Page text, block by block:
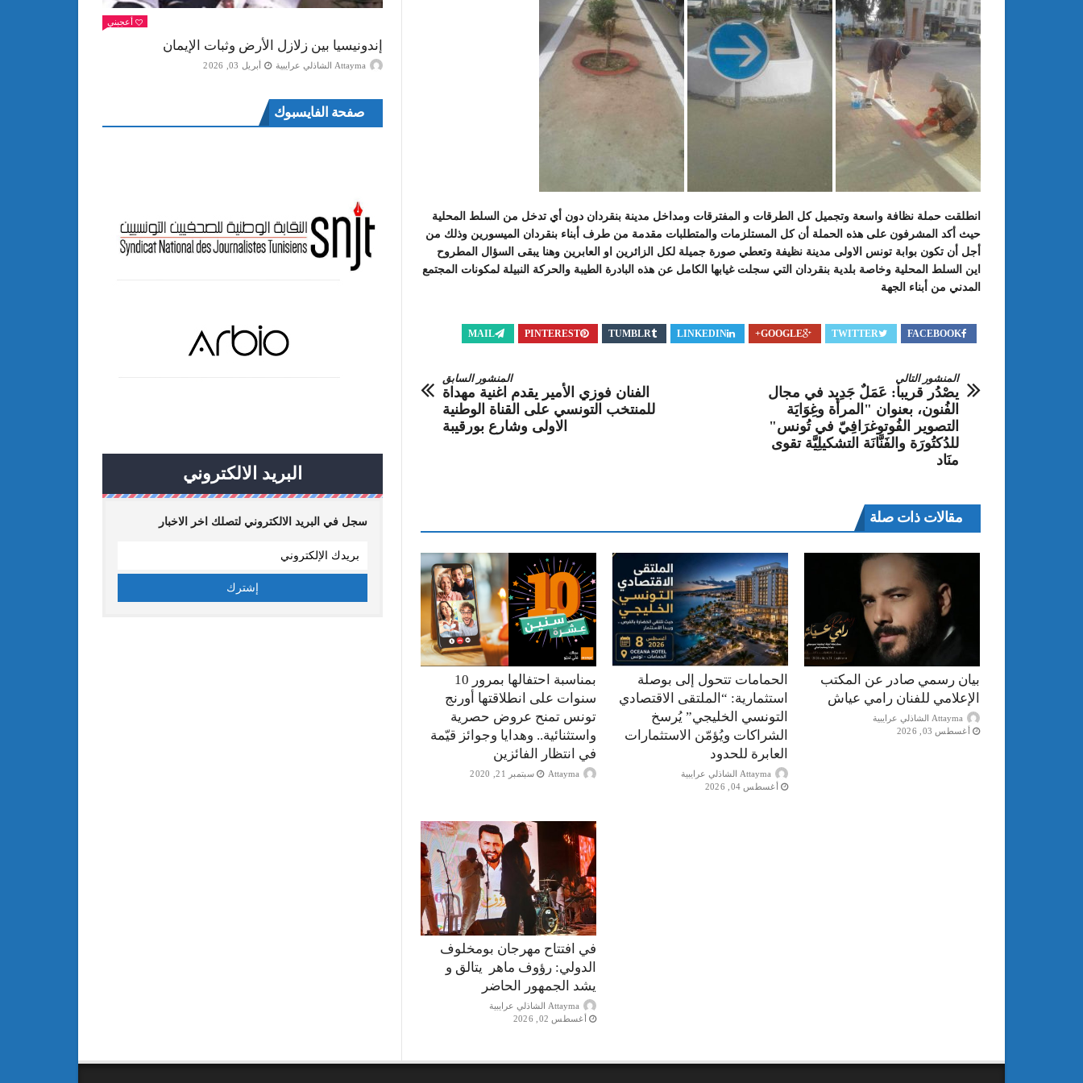
انطلقت حملة نظافة واسعة وتجميل كل الطرقات و المفترقات ومداخل مدينة بنقردان دون أي تدخل من السلط المحلية
حيث أكد المشرفون على هذه الحملة أن كل المستلزمات والمتطلبات مقدمة من طرف أبناء بنقردان الميسورين وذلك من
أجل أن تكون بوابة تونس الاولى مدينة نظيفة وتعطي صورة جميلة لكل الزائرين او العابرين وهنا يبقى السؤال المطروح
اين السلط المحلية وخاصة بلدية بنقردان التي سجلت غيابها الكامل عن هذه البادرة الطيبة والحركة النبيلة لمكونات المجتمع
المدني من أبناء الجهة
FACEBOOK
TWITTER
GOOGLE+
LINKEDIN
TUMBLR
PINTEREST
MAIL
المنشور السابق
الفنان فوزي الأمير يقدم اغنية مهداة
للمنتخب التونسي على القناة الوطنية
الاولى وشارع بورقيبة
المنشور التالي
يصْدُر قريبا: عَمَلٌ جَدِيد في مجال
الفُنون، بعنوان "المرأة وغِوَايَة
التصوير الفُوتوغرَافِيّ في تُونس"
للدُكتُورَة والفَنَّانَة التشكيلِيَّة تقوى
منَاد
مقالات ذات صلة
بمناسبة احتفالها بمرور 10
سنوات على انطلاقتها أورنج
تونس تمنح عروض حصرية
واستثنائية.. وهدايا وجوائز قيّمة
في انتظار الفائزين
Attayma سبتمبر 21, 2020
الحمامات تتحول إلى بوصلة
استثمارية: “الملتقى الاقتصادي
التونسي الخليجي” يُرسخ
الشراكات ويُؤمّن الاستثمارات
العابرة للحدود
Attayma الشاذلي عرايبية
أغسطس 04, 2026
بيان رسمي صادر عن المكتب
الإعلامي للفنان رامي عياش
Attayma الشاذلي عرايبية
أغسطس 03, 2026
في افتتاح مهرجان بومخلوف
الدولي: رؤوف ماهر يتالق و
يشد الجمهور الحاضر
Attayma الشاذلي عرايبية
أغسطس 02, 2026
أعجبني
إندونيسيا بين زلازل الأرض وثبات الإيمان
Attayma الشاذلي عرايبية أبريل 03, 2026
صفحة الفايسبوك
البريد الالكتروني
سجل في البريد الالكتروني لتصلك اخر الاخبار